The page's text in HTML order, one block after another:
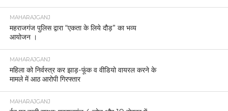
MAHARAJGANJ
महराजगंज पुलिस द्वारा “एकता के लिये दौड़” का भव्य
आयोजन ।
MAHARAJGANJ
महिला को निर्वस्त्र कर झाड़-फूंक व वीडियो वायरल करने के
मामले में आठ आरोपी गिरफ्तार
MAHARAJGANJ